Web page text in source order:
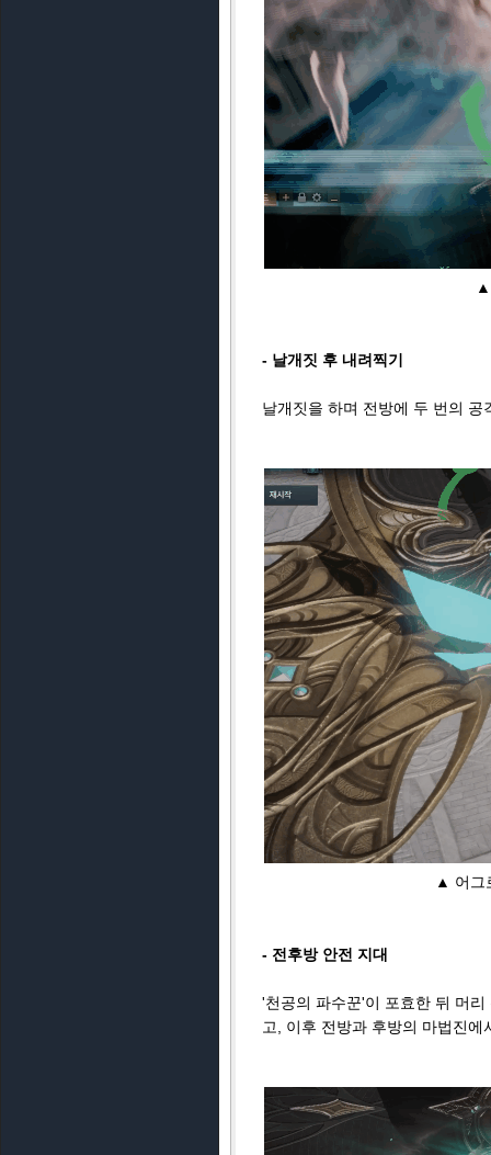
▲
- 날개짓 후 내려찍기
날개짓을 하며 전방에 두 번의
▲ 어그
- 전후방 안전 지대
'천공의 파수꾼'이 포효한 뒤 머
고, 이후 전방과 후방의 마법진